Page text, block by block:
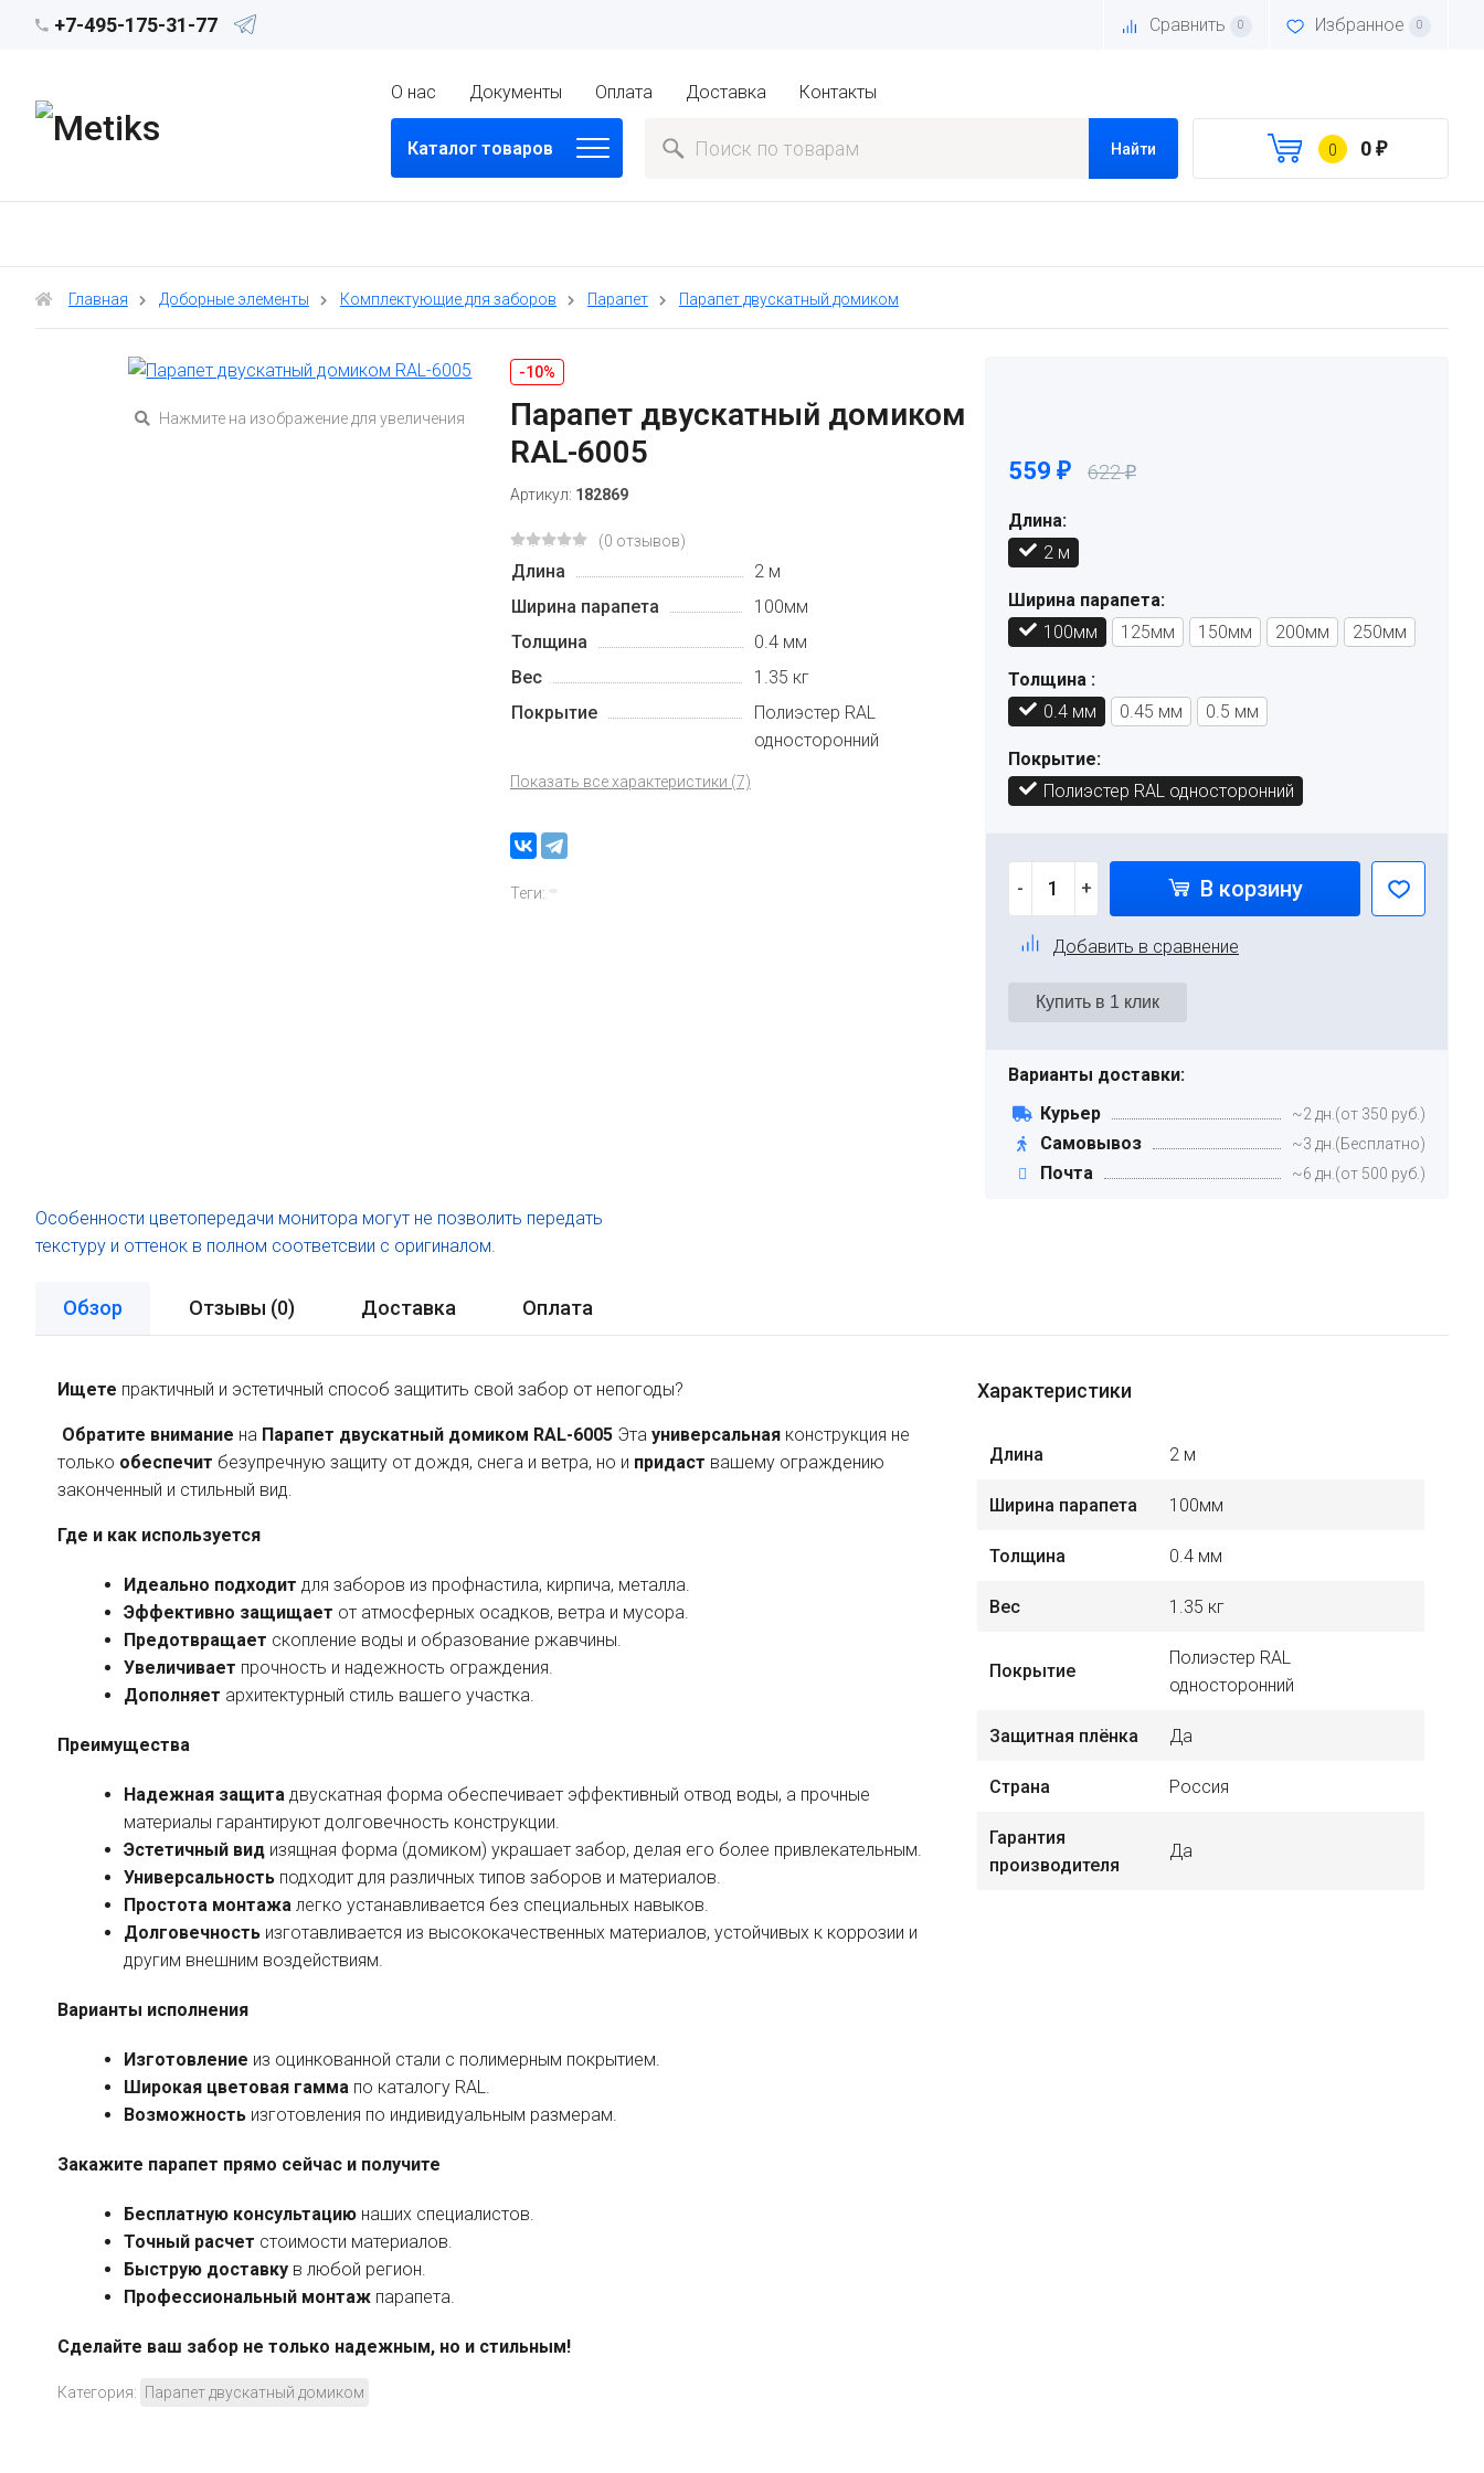
+7-495-175-31-77 Сравнить 0 Избранное 0
О нас Документы Оплата Доставка Контакты
Каталог товаров Найти 0 0 ₽
Главная Доборные элементы Комплектующие для заборов Парапет Парапет двускатный домиком
Нажмите на изображение для увеличения
-10%
Парапет двускатный домиком
RAL-6005
Артикул: 182869
(0 отзывов)
Длина
2 м
Ширина парапета
100мм
Толщина
0.4 мм
Вес
1.35 кг
Покрытие
Полиэстер RAL
односторонний
Показать все характеристики (7)
Теги:
559 ₽ 622₽
Длина:
2 м
Ширина парапета:
100мм
125мм 150мм 200мм 250мм
Толщина :
0.4 мм
0.45 мм 0.5 мм
Покрытие:
Полиэстер RAL односторонний
- + В корзину
Добавить в сравнение
Варианты доставки:
Курьер
~2 дн.(от 350 руб.)
Самовывоз ~3 дн.(Бесплатно)
Почта ~6 дн.(от 500 руб.)
Особенности цветопередачи монитора могут не позволить передать
текстуру и оттенок в полном соответсвии с оригиналом.
Обзор Отзывы (0) Доставка Оплата
Ищете практичный и эстетичный способ защитить свой забор от непогоды?
Обратите внимание на Парапет двускатный домиком RAL-6005Эта универсальнаяконструкция не
только обеспечит безупречную защиту от дождя, снега и ветра, но и придаст вашему ограждению
законченный и стильный вид.
Где и как используется
Идеально подходит для заборов из профнастила, кирпича, металла.
Эффективно защищает от атмосферных осадков, ветра и мусора.
Предотвращает скопление воды и образование ржавчины.
Увеличивает прочность и надежность ограждения.
Дополняет архитектурный стиль вашего участка.
Преимущества
Надежная защитадвускатная форма обеспечивает эффективный отвод воды, а прочные
материалы гарантируют долговечность конструкции.
Эстетичный видизящная форма (домиком) украшает забор, делая его более привлекательным.
Универсальностьподходит для различных типов заборов и материалов.
Простота монтажалегко устанавливается без специальных навыков.
Долговечностьизготавливается из высококачественных материалов, устойчивых к коррозии и
другим внешним воздействиям.
Варианты исполнения
Изготовление из оцинкованной стали с полимерным покрытием.
Широкая цветовая гаммапо каталогу RAL.
Возможностьизготовления по индивидуальным размерам.
Закажите парапет прямо сейчас и получите
Бесплатную консультациюнаших специалистов.
Точный расчет стоимости материалов.
Быструю доставкув любой регион.
Профессиональный монтажпарапета.
Сделайте ваш забор не только надежным, но и стильным!
Категория: Парапет двускатный домиком
Характеристики
Длина 2 м
Ширина парапета 100мм
Толщина 0.4 мм
Вес 1.35 кг
Покрытие
Полиэстер RAL
односторонний
Защитная плёнка Да
Страна Россия
Гарантия
производителя
Да